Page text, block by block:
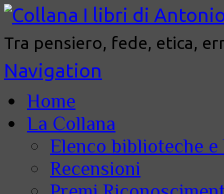
Tra pensiero, fede, etica,
Navigation
Home
La Collana
Elenco biblioteche
Recensioni